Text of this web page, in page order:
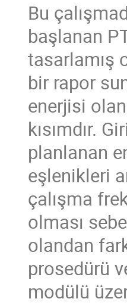
Bu
başlanan
tasarlamış
bir rapor
enerjisi olan
kısımdır.
planlanan
eşlenikleri
çalışma
olması
olandan
prosedürü
modülü